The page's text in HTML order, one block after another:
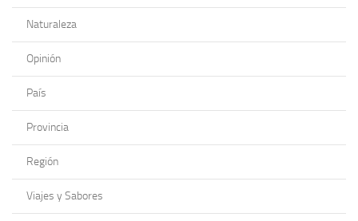
Naturaleza
Opinión
País
Provincia
Región
Viajes y Sabores